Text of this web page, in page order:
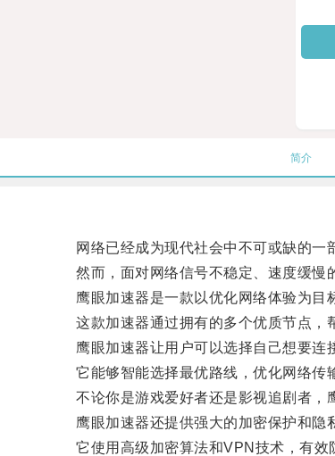
简介
网络已经成为现代社会中不可或缺的一
然而，面对网络信号不稳定、速度缓慢
鹰眼加速器是一款以优化网络体验为目标
这款加速器通过拥有的多个优质节点，帮
鹰眼加速器让用户可以选择自己想要连接
它能够智能选择最优路线，优化网络传
不论你是游戏爱好者还是影视追剧者，
鹰眼加速器还提供强大的加密保护和隐
它使用高级加密算法和VPN技术，有效